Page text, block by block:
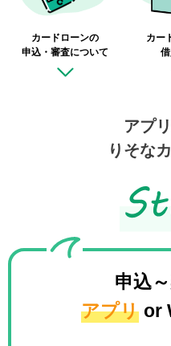
カードローンの
申込・審査について
カー
アプ
りそな
申込
アプリ or